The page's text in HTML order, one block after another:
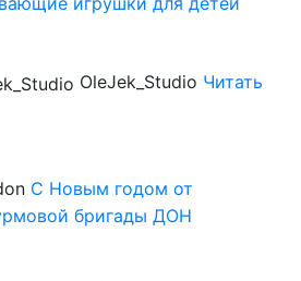
OleJek_Studio Читать
С Новым годом от
бригады ДОН